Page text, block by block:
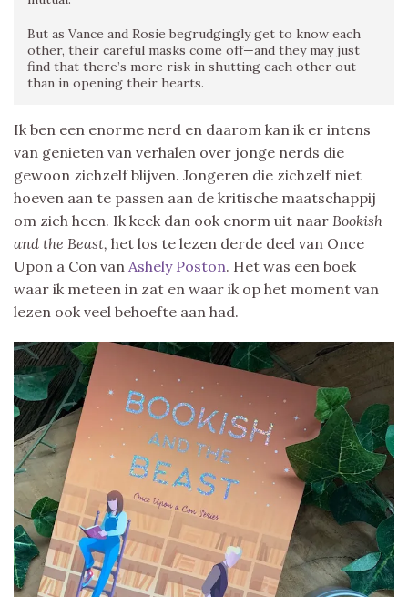
But as Vance and Rosie begrudgingly get to know each
other, their careful masks come off—and they may just
find that there’s more risk in shutting each other out
than in opening their hearts.
Ik ben een enorme nerd en daarom kan ik er intens
van genieten van verhalen over jonge nerds die
gewoon zichzelf blijven. Jongeren die zichzelf niet
hoeven aan te passen aan de kritische maatschappij
om zich heen. Ik keek dan ook enorm uit naar Bookish
and the Beast, het los te lezen derde deel van Once
Upon a Con van Ashely Poston. Het was een boek
waar ik meteen in zat en waar ik op het moment van
lezen ook veel behoefte aan had.